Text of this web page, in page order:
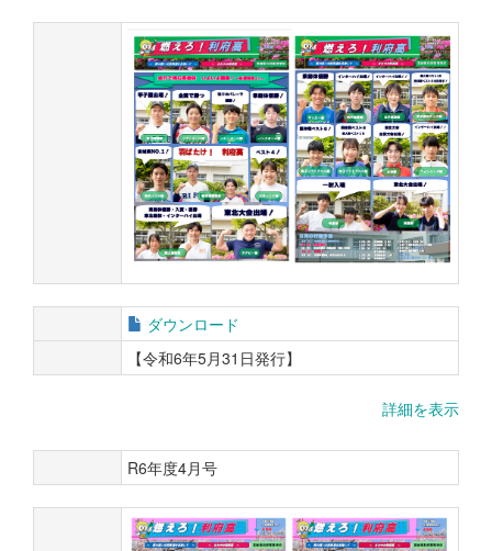
ダウンロード
【令和6年5月31日発行】
詳細を表示
R6年度4月号